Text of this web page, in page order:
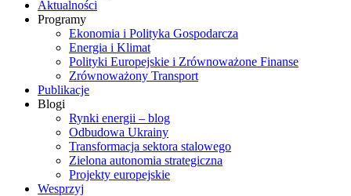
Aktualności
Programy
Ekonomia i Polityka Gospodarcza
Energia i Klimat
Polityki Europejskie i Zrównoważone Finanse
Zrównoważony Transport
Publikacje
Blogi
Rynki energii – blog
Odbudowa Ukrainy
Transformacja sektora stalowego
Zielona autonomia strategiczna
Projekty europejskie
Wesprzyj